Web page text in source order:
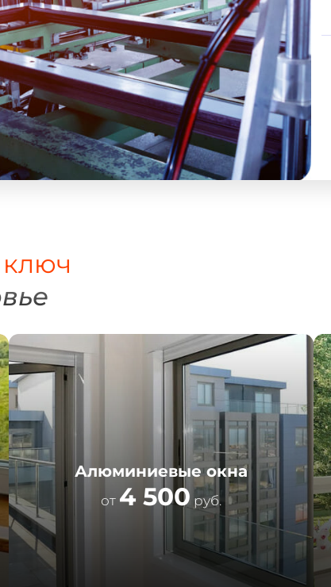
Алюминиевые окна
от 4 500 руб.